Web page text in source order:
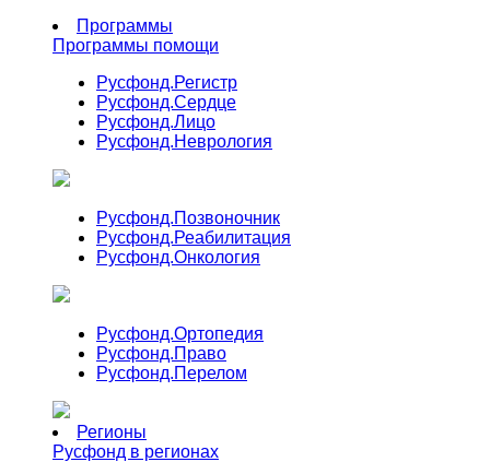
Программы
Программы помощи
Русфонд.Регистр
Русфонд.Сердце
Русфонд.Лицо
Русфонд.Неврология
Русфонд.Позвоночник
Русфонд.Реабилитация
Русфонд.Онкология
Русфонд.Ортопедия
Русфонд.Право
Русфонд.Перелом
Регионы
Русфонд в регионах